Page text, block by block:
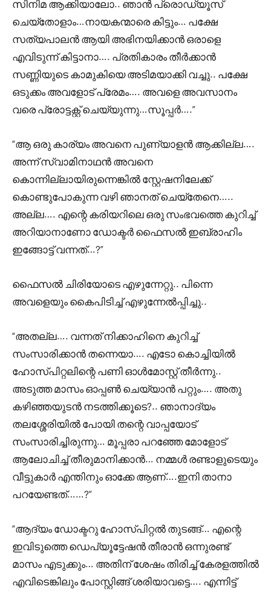
സിനിമ ആക്കിയാലോ.. ഞാൻ പ്രൊഡ്യൂസ്
ചെയ്തോളാം…നായകന്മാരെ കിട്ടും… പക്ഷേ
സത്യപാലൻ ആയി അഭിനയിക്കാൻ ഒരാളെ
എവിടുന്ന് കിട്ടാനാ…. പ്രതികാരം തീർക്കാൻ
സണ്ണിയുടെ കാമുകിയെ അടിമയാക്കി വച്ചു.. പക്ഷേ
ഒടുക്കം അവളോട് പ്രേമം…. അവളെ അവസാനം
വരെ പ്രോട്ടക്റ്റ് ചെയ്യുന്നു…സൂപ്പർ….”
“ആ ഒരു കാര്യം അവനെ പുണ്യാളൻ ആക്കില്ല….
അന്ന് സ്വാമിനാഥൻ അവനെ
കൊന്നില്ലായിരുന്നെങ്കിൽ സ്റ്റേഷനിലേക്ക്
കൊണ്ടുപോകുന്ന വഴി ഞാനത് ചെയ്തേനെ…..
അല്ല…. എന്റെ കരിയറിലെ ഒരു സംഭവത്തെ കുറിച്ച്
അറിയാനാണോ ഡോക്ടർ ഫൈസൽ ഇബ്രാഹിം
ഇങ്ങോട്ട് വന്നത്…?”
ഫൈസൽ ചിരിയോടെ എഴുന്നേറ്റു.. പിന്നെ
അവളെയും കൈപിടിച്ച് എഴുന്നേൽപ്പിച്ചു..
“അതല്ല…. വന്നത് നിക്കാഹിനെ കുറിച്ച്
സംസാരിക്കാൻ തന്നെയാ…. എടോ കൊച്ചിയിൽ
ഹോസ്പിറ്റലിന്റെ പണി ഓൾമോസ്റ്റ്‌ തീർന്നു..
അടുത്ത മാസം ഓപ്പൺ ചെയ്യാൻ പറ്റും…. അതു
കഴിഞ്ഞയുടൻ നടത്തിക്കൂടെ?.. ഞാനാദ്യം
തലശ്ശേരിയിൽ പോയി തന്റെ വാപ്പയോട്
സംസാരിച്ചിരുന്നു… മൂപ്പരാ പറഞ്ഞേ മോളോട്
ആലോചിച്ച് തീരുമാനിക്കാൻ… നമ്മൾ രണ്ടാളുടെയും
വീട്ടുകാർ എന്തിനും ഓക്കേ ആണ്….ഇനി താനാ
പറയേണ്ടത്……?”
“ആദ്യം ഡോക്ടറു ഹോസ്പിറ്റൽ തുടങ്ങ്… എന്റെ
ഇവിടുത്തെ ഡെപ്യൂട്ടേഷൻ തീരാൻ ഒന്നുരണ്ട്
മാസം എടുക്കും… അതിന് ശേഷം തിരിച്ച് കേരളത്തിൽ
എവിടെങ്കിലും പോസ്റ്റിങ്ങ്‌ ശരിയാവട്ടെ…. എന്നിട്ട്